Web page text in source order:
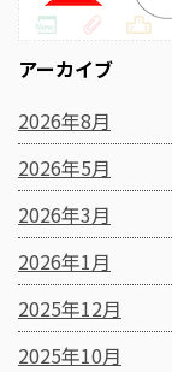
アーカイブ
2026年8月
2026年5月
2026年3月
2026年1月
2025年12月
2025年10月